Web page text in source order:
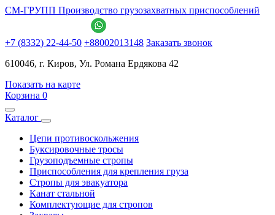
СМ-ГРУПП Производство грузозахватных приспособлений
+7 (8332) 22-44-50 +88002013148 Заказать звонок
610046, г. Киров, Ул. Романа Ердякова 42
Показать на карте
Корзина 0
Каталог
Цепи противоскольжения
Буксировочные тросы
Грузоподъемные стропы
Приспособления для крепления груза
Стропы для эвакуатора
Канат стальной
Комплектующие для стропов